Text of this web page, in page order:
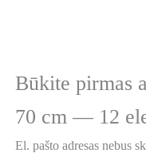
Būkite pirmas
70 cm — 12
El. pašto adresas nebus